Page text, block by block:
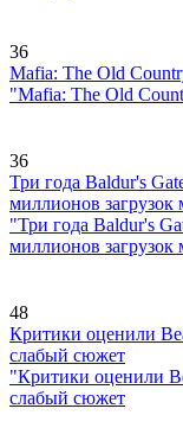
36
Mafia: The Old
"Mafia: The Old
36
Три года Baldur's
миллионов загрузок
"Три года Baldur's
миллионов загрузок
48
Критики оценили
слабый сюжет
"Критики оценили
слабый сюжет